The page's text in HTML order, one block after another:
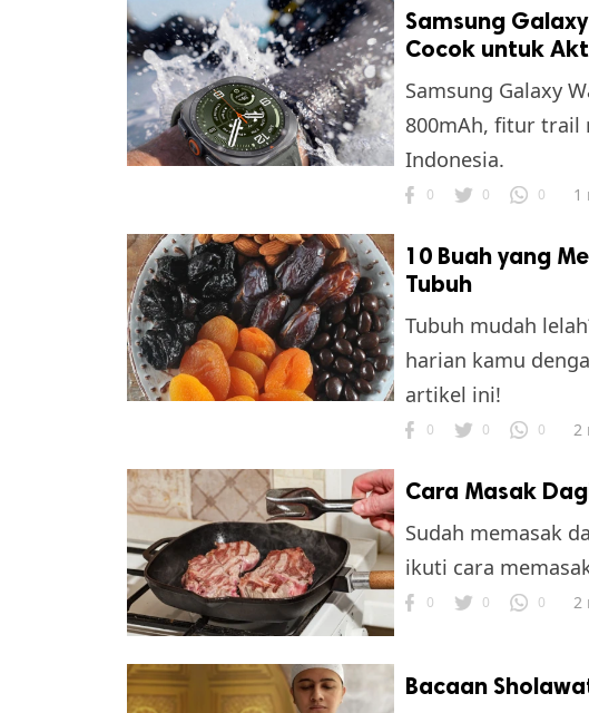
Samsung
Cocok untuk
Samsung Galaxy
800mAh, fitur trail
Indonesia.
0 0 0 1
10 Buah yang
Tubuh
Tubuh mudah
harian kamu
artikel ini!
0 0 0 2
Cara Masak
Sudah memasak
ikuti cara
0 0 0 2
Bacaan